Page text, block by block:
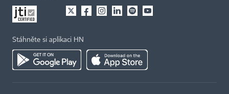
Stáhněte si aplikaci HN